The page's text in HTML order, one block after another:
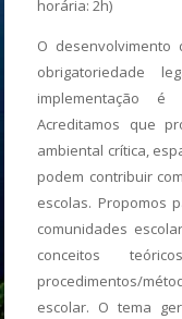
horária: 2h)
O desenvolvimento
obrigatoriedade
implementação é
Acreditamos que
ambiental crítica,
podem contribuir
escolas. Propomos
comunidades
conceitos
procedimentos/
escolar. O tema